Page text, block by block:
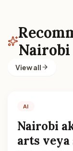
Nairobi
View all
AI
Nairobi
arts veya